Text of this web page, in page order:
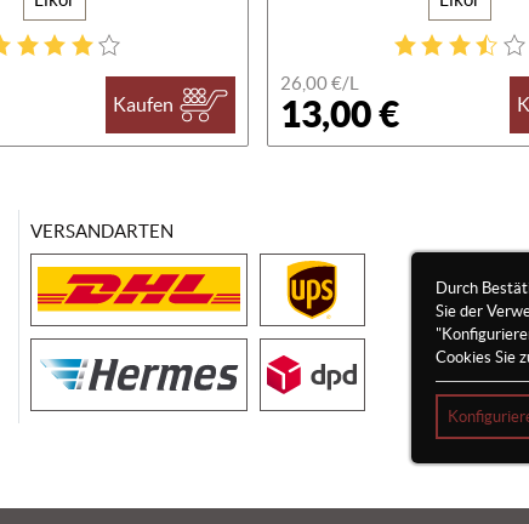
Kaufen
26,00 €/L
13,00 €
Durch
Sie der
Cookies Sie
VERSANDARTEN